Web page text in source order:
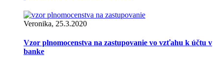
Veronika, 25.3.2020
Vzor plnomocenstva na zastupovanie vo vzťahu k účtu v
banke